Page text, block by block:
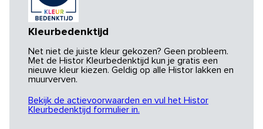
Kleurbedenktijd
Net niet de juiste kleur gekozen? Geen probleem.
Met de Histor Kleurbedenktijd kun je gratis een
nieuwe kleur kiezen. Geldig op alle Histor lakken en
muurverven.
Bekijk de actievoorwaarden en vul het Histor
Kleurbedenktijd formulier in.